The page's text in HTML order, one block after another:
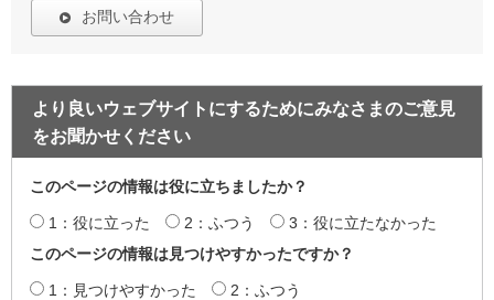
お問い合わせ
より良いウェブサイトにするためにみなさまのご意見
をお聞かせください
このページの情報は役に立ちましたか？
1：役に立った 2：ふつう
3：役に立たなかった
このページの情報は見つけやすかったですか？
1：見つけやすかった
2：ふつう